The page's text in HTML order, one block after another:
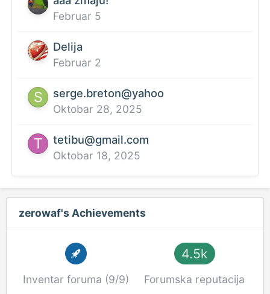
Februar 5
Delija
Februar 2
serge.breton@yahoo
Oktobar 28, 2025
tetibu@gmail.com
Oktobar 18, 2025
zerowaf's Achievements
Inventar foruma (9/9)
4.5k
Forumska reputacija